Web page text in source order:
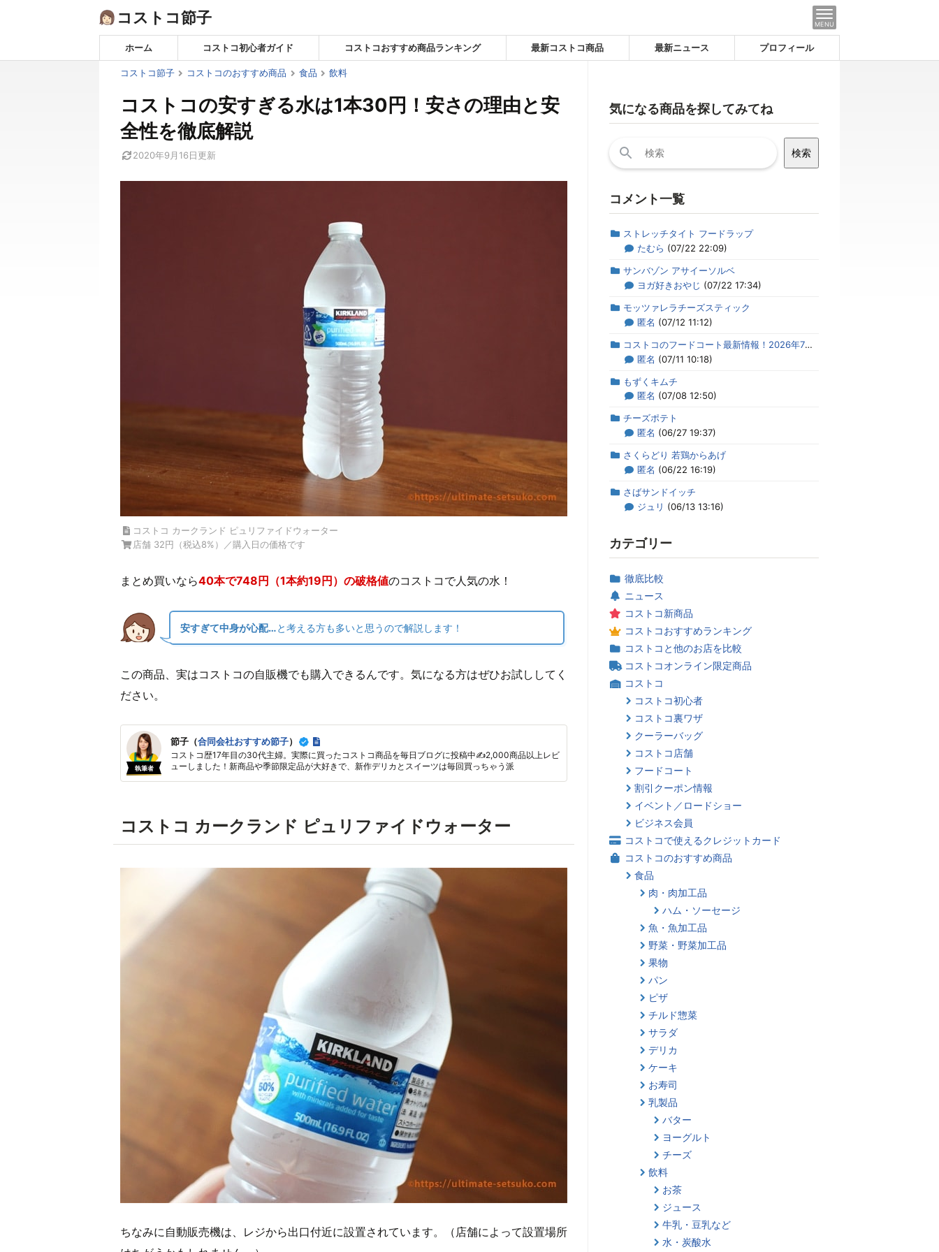
コストコ節子 MENU
ホーム コストコ初心者ガイド コストコおすすめ商品ランキング 最新コストコ商品 最新ニュース プロフィール
コストコ節子 コストコのおすすめ商品 食品 飲料
コストコの安すぎる水は1本30円！安さの理由と安
全性を徹底解説
2020年9月16日更新
コストコ カークランド ピュリファイドウォーター
店舗 32円（税込8%）／購入日の価格です
まとめ買いなら40本で748円（1本約19円）の破格値のコストコで人気の水！
安すぎて中身が心配…と考える方も多いと思うので解説します！
この商品、実はコストコの自販機でも購入できるんです。気になる方はぜひお試ししてく
ださい。
執筆者
節子（合同会社おすすめ節子）
コストコ歴17年目の30代主婦。実際に買ったコストコ商品を毎日ブログに投稿中✍2,000商品以上レビ
ューしました！新商品や季節限定品が大好きで、新作デリカとスイーツは毎回買っちゃう派
コストコ カークランド ピュリファイドウォーター
ちなみに自動販売機は、レジから出口付近に設置されています。（店舗によって設置場所
気になる商品を探してみてね
索:
コメント一覧
ストレッチタイト フードラップ
たむら (07/22 22:09)
サンバゾン アサイーソルベ
ヨガ好きおやじ (07/22 17:34)
モッツァレラチーズスティック
匿名 (07/12 11:12)
コストコのフードコート最新情報！2026年7月のメニューまとめ
匿名 (07/11 10:18)
もずくキムチ
匿名 (07/08 12:50)
チーズポテト
匿名 (06/27 19:37)
さくらどり 若鶏からあげ
匿名 (06/22 16:19)
さばサンドイッチ
ジュリ (06/13 13:16)
カテゴリー
徹底比較
ニュース
コストコ新商品
コストコおすすめランキング
コストコと他のお店を比較
コストコオンライン限定商品
コストコ
コストコ初心者
コストコ裏ワザ
クーラーバッグ
コストコ店舗
フードコート
割引クーポン情報
イベント／ロードショー
ビジネス会員
コストコで使えるクレジットカード
コストコのおすすめ商品
食品
肉・肉加工品
ハム・ソーセージ
魚・魚加工品
野菜・野菜加工品
果物
パン
ピザ
チルド惣菜
サラダ
デリカ
ケーキ
お寿司
乳製品
バター
ヨーグルト
チーズ
飲料
お茶
ジュース
牛乳・豆乳など
水・炭酸水